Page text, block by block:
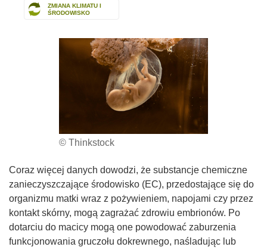
ZMIANA KLIMATU I
ŚRODOWISKO
© Thinkstock
Coraz więcej danych dowodzi, że substancje chemiczne
zanieczyszczające środowisko (EC), przedostające się do
organizmu matki wraz z pożywieniem, napojami czy przez
kontakt skórny, mogą zagrażać zdrowiu embrionów. Po
dotarciu do macicy mogą one powodować zaburzenia
funkcjonowania gruczołu dokrewnego, naśladując lub